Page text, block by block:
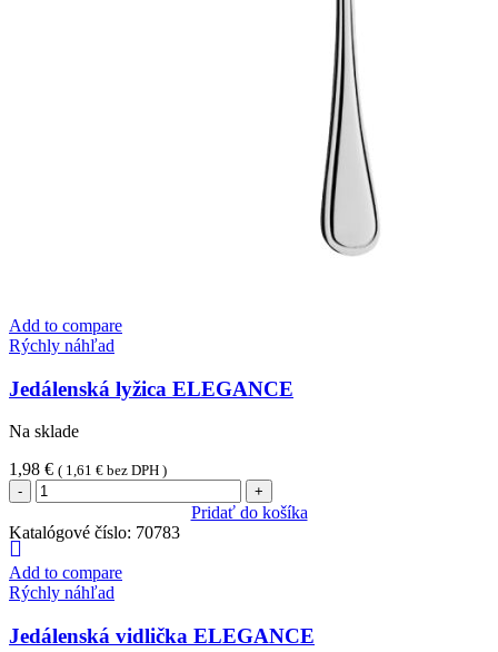
Add to compare
Rýchly náhľad
Jedálenská lyžica ELEGANCE
Na sklade
1,98 € ( 1,61 € bez DPH )
množstvo
Jedálenská
lyžica
ELEGANCE
Pridať do košíka
Katalógové číslo: 70783
Add to compare
Rýchly náhľad
Jedálenská vidlička ELEGANCE